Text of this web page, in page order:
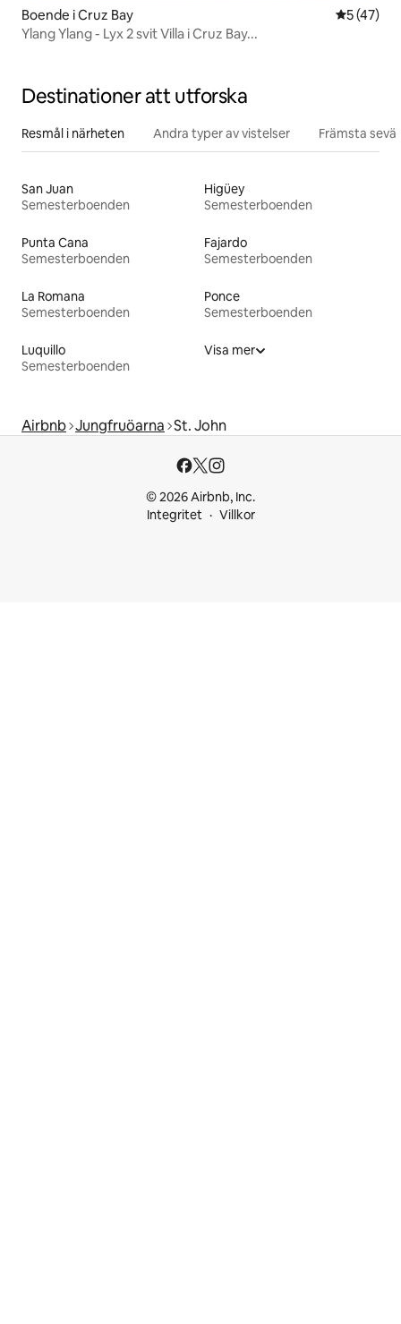
Boende i Cruz Bay 5 av 5 i
5 (47)
Ylang Ylang - Lyx 2 svit Villa i Cruz Bay...
Destinationer att utforska
Resmål i närheten Andra typer av vistelser Främsta
San Juan
Semesterboenden
Higüey
Semesterboenden
Punta Cana
Semesterboenden
Fajardo
Semesterboenden
La Romana
Semesterboenden
Ponce
Semesterboenden
Luquillo
Semesterboenden
Visa mer
Airbnb Jungfruöarna St. John
© 2026 Airbnb, Inc.
Integritet
Villkor